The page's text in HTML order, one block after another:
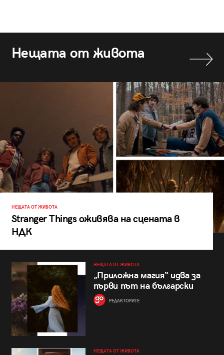
Нещата от живота
НЕЩАТА ОТ ЖИВОТА
Stranger Things оживява на сцената в
НДК
НЕЩАТА ОТ ЖИВОТА
„Приложна магия“ идва за
първи път на български
РЕДАКТОРИТЕ
НЕЩАТА ОТ ЖИВОТА